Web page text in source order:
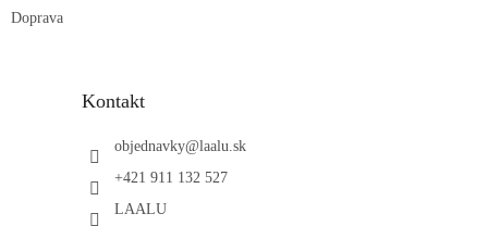
Doprava
Kontakt
objednavky@laalu.sk
+421 911 132 527
LAALU